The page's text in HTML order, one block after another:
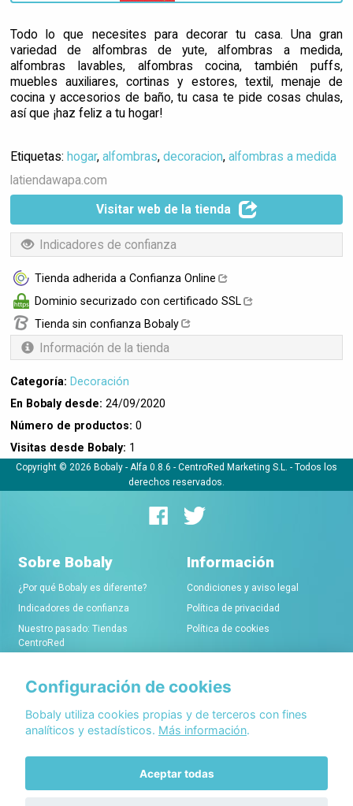
Todo lo que necesites para decorar tu casa. Una gran
variedad de alfombras de yute, alfombras a medida,
alfombras lavables, alfombras cocina, también puffs,
muebles auxiliares, cortinas y estores, textil, menaje de
cocina y accesorios de baño, tu casa te pide cosas chulas,
así que ¡haz feliz a tu hogar!
Etiquetas: hogar, alfombras, decoracion, alfombras a medida
latiendawapa.com
Visitar web de la tienda
Indicadores de confianza
Tienda adherida a Confianza Online
Dominio securizado con certificado SSL
Tienda sin confianza Bobaly
Información de la tienda
Categoría: Decoración
En Bobaly desde: 24/09/2020
Número de productos: 0
Visitas desde Bobaly: 1
Copyright © 2026 Bobaly - Alfa 0.8.6 - CentroRed Marketing S.L. - Todos los
derechos reservados.
Sobre Bobaly
¿Por qué Bobaly es diferente?
Indicadores de confianza
Nuestro pasado: Tiendas
CentroRed
Información
Condiciones y aviso legal
Política de privacidad
Política de cookies
Comerciantes
Alta de tiendas online
Condiciones de alta
Conócenos
Acerca de Bobaly Partners
Partner eCommerce
Configuración de cookies
Bobaly utiliza cookies propias y de terceros con fines
analíticos y estadísticos. Más información.
Aceptar todas